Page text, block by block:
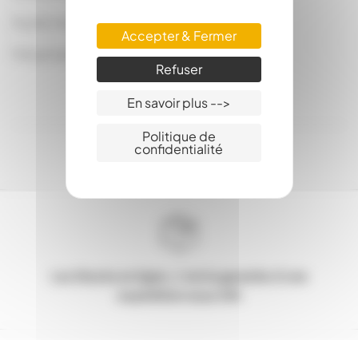
À partir de 3 ans.
Présentation : Flacon spray de 20 ml
Accepter & Fermer
Refuser
En savoir plus -->
Politique de
confidentialité